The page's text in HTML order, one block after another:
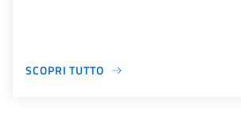
SCOPRI TUTTO